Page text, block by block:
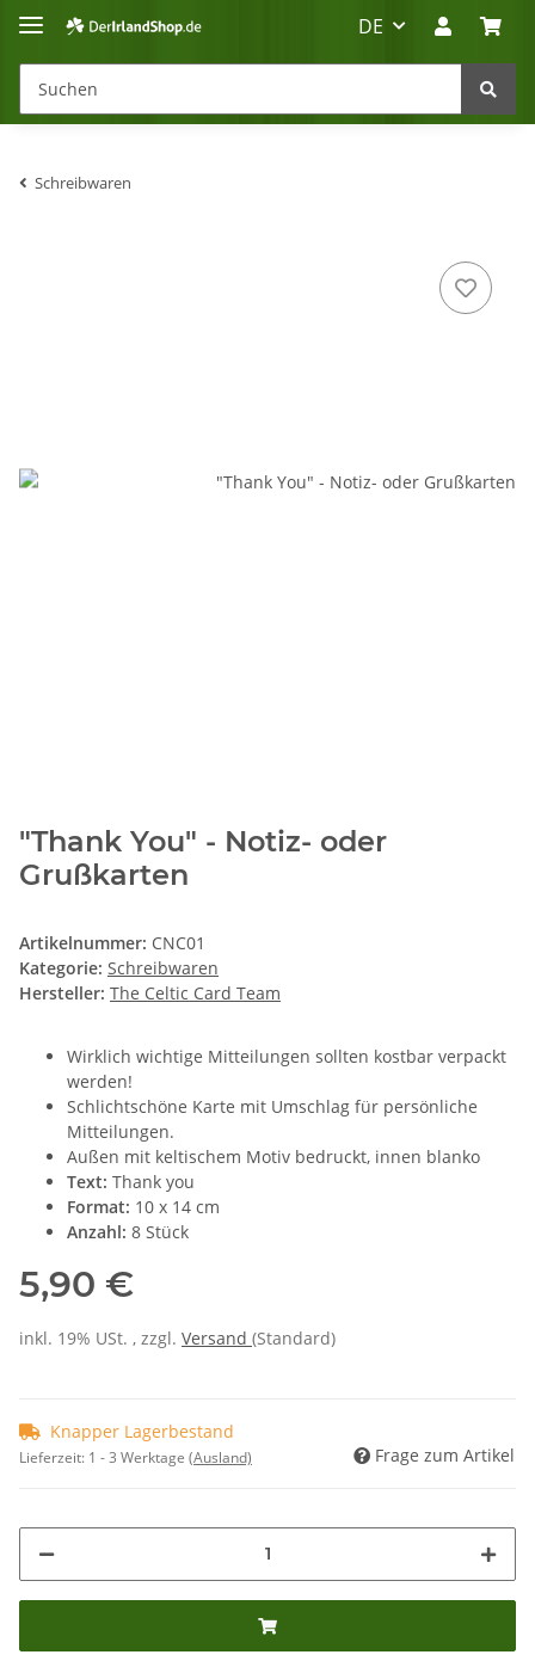
DE
Schreibwaren
"Thank You" - Notiz- oder
Grußkarten
Artikelnummer: CNC01
Kategorie: Schreibwaren
Hersteller: The Celtic Card Team
Wirklich wichtige Mitteilungen sollten kostbar verpackt
werden!
Schlichtschöne Karte mit Umschlag für persönliche
Mitteilungen.
Außen mit keltischem Motiv bedruckt, innen blanko
Text: Thank you
Format: 10 x 14 cm
Anzahl: 8 Stück
5,90 €
inkl. 19% USt. , zzgl. Versand (Standard)
Knapper Lagerbestand
Lieferzeit: 1 - 3 Werktage (Ausland) Frage zum Artikel